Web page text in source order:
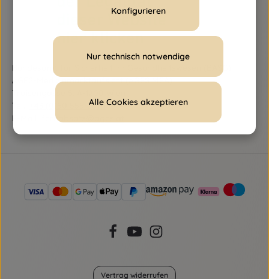
Bundesamt für Sicherheit im Gesundheitswesen (BASG)
AGES-Medizinmarktaufsicht (AGES MEA)
Traisengasse 5, A-1200 Wien
Tel.:
+43 (0)50 555-36111
E-Mail:
fernabsatz@ages.at
Vertrag widerrufen
Nur technisch notwendige
Konfigurieren
Alle Cookies akzeptieren